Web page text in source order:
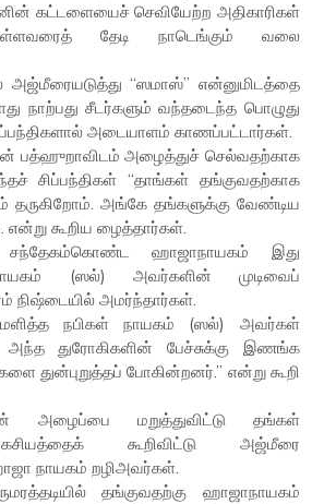
கட்டளையைச் செவியேற்ற அதிகாரிகள்
தேடி நாடெங்கும் வலை
அஜ்மீரையடுத்து “ஸமாஸ்” என்னுமிடத்தை
நாற்பது சீடர்களும் வந்தடைந்த பொழுது
அடையாளம் காணப்பட்டார்கள்.
பத்ஹுறாவிடம் அழைத்துச் செல்வதற்காக
சிப்பந்திகள் “தாங்கள் தங்குவதற்காக
தருகிறோம். அங்கே தங்களுக்கு வேண்டிய
கூறிய ழைத்தார்கள்.
சந்தேகம்கொண்ட ஹாஜாநாயகம் இது
(ஸல்) அவர்களின் முடிவைப்
நிஷ்டையில் அமர்ந்தார்கள்.
நபிகள் நாயகம் (ஸல்) அவர்கள்
துரோகிகளின் பேச்சுக்கு இணங்க
துன்புறுத்தப் போகின்றனர்.” என்று கூறி
அழைப்பை மறுத்துவிட்டு தங்கள்
கூறிவிட்டு அஜ்மீரை
நாயகம் றழிஅவர்கள்.
தங்குவதற்கு ஹாஜாநாயகம்